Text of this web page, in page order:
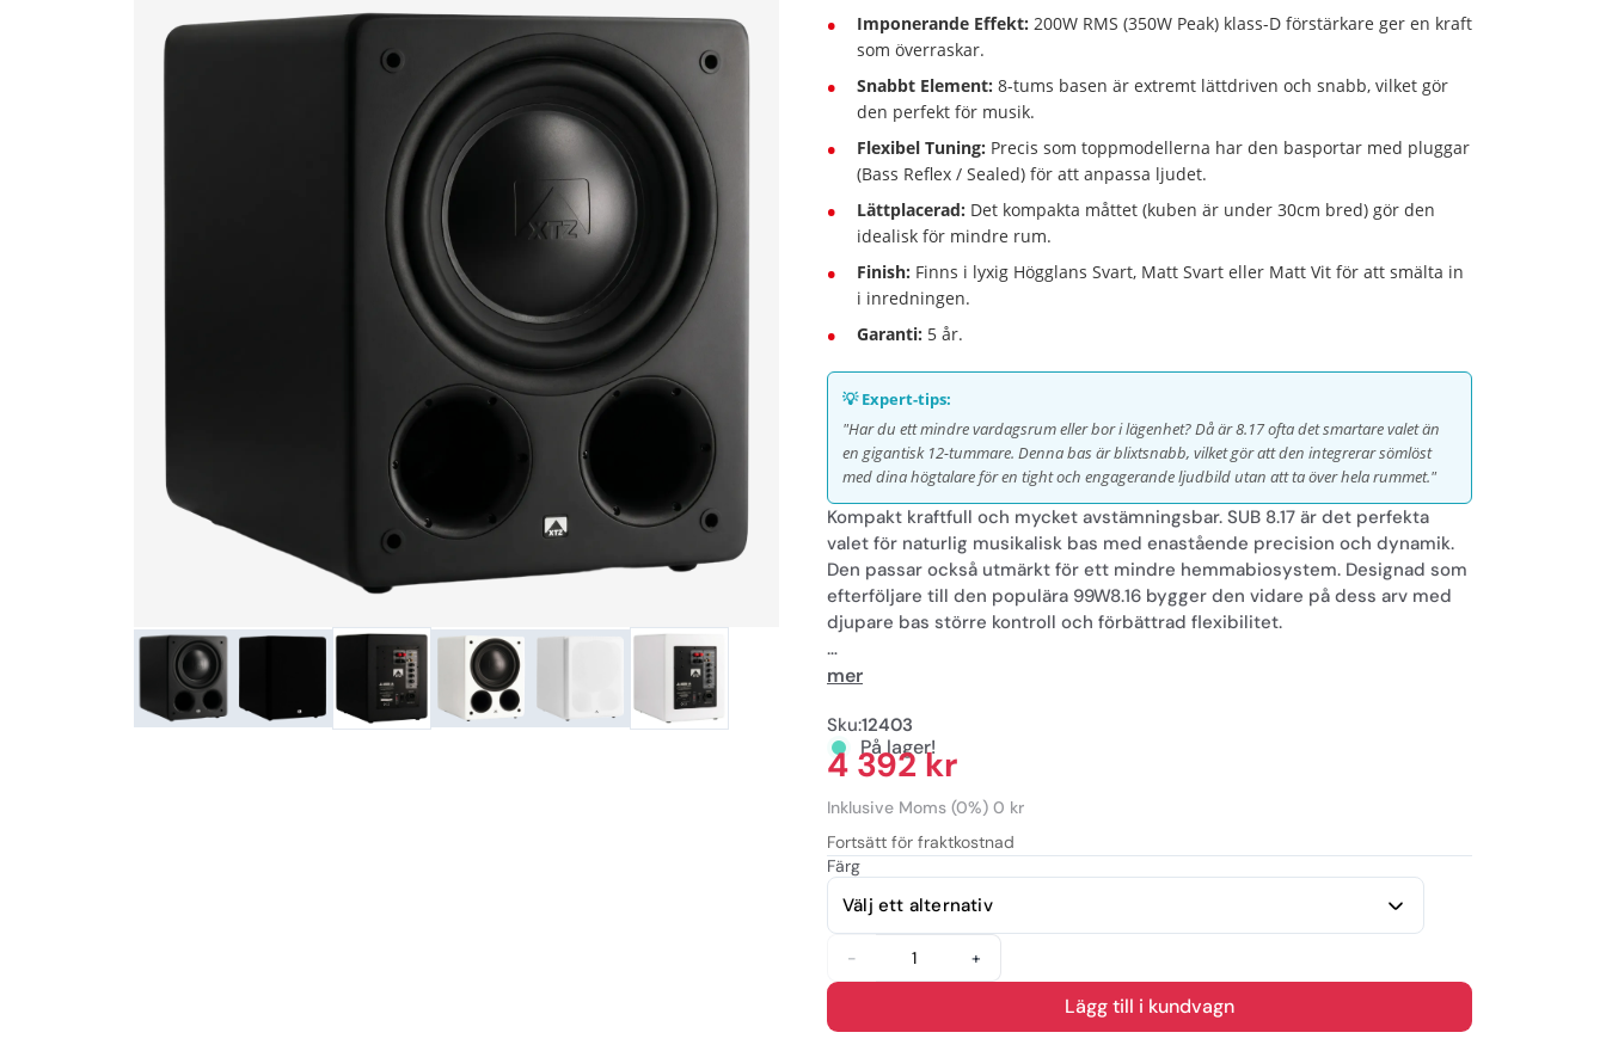
Imponerande Effekt: 200W RMS (350W Peak) klass-D förstärkare ger en kraft
som överraskar.
Snabbt Element: 8-tums basen är extremt lättdriven och snabb, vilket gör
den perfekt för musik.
Flexibel Tuning: Precis som toppmodellerna har den basportar med pluggar
(Bass Reflex / Sealed) för att anpassa ljudet.
Lättplacerad: Det kompakta måttet (kuben är under 30cm bred) gör den
idealisk för mindre rum.
Finish: Finns i lyxig Högglans Svart, Matt Svart eller Matt Vit för att smälta in
i inredningen.
Garanti: 5 år.
💡 Expert-tips:
"Har du ett mindre vardagsrum eller bor i lägenhet? Då är 8.17 ofta det smartare valet än
en gigantisk 12-tummare. Denna bas är blixtsnabb, vilket gör att den integrerar sömlöst
med dina högtalare för en tight och engagerande ljudbild utan att ta över hela rummet."
Kompakt kraftfull och mycket avstämningsbar. SUB 8.17 är det perfekta
valet för naturlig musikalisk bas med enastående precision och dynamik.
Den passar också utmärkt för ett mindre hemmabiosystem. Designad som
efterföljare till den populära 99W8.16 bygger den vidare på dess arv med
djupare bas större kontroll och förbättrad flexibilitet.
Utrustad med en höghastighets ultralätt drivenhet anpassad från den
200W RMS (350W toppeffekt) når SUB 8.17 hela vägen ner till 29 Hz (-3
dB)samtidigt som den bibehåller exceptionell snabbhet och noggrannhet.
mer
Sku:12403
På lager!
4 392 kr
Inklusive Moms (0%) 0 kr
Fortsätt för fraktkostnad
Färg
- +
Lägg till i kundvagn